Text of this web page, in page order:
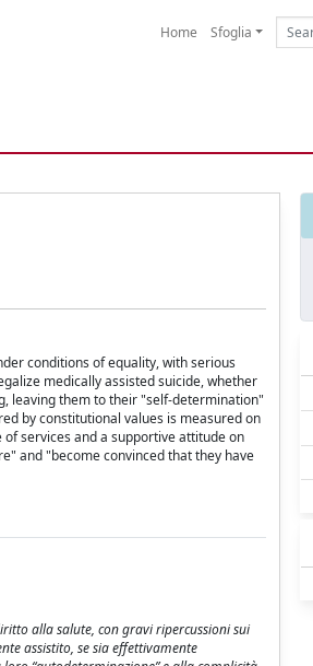
Home Sfoglia
conditions of equality, with serious
medically assisted suicide, whether
leaving them to their "self-determination"
by constitutional values is measured on
services and a supportive attitude on
and "become convinced that they have
alla salute, con gravi ripercussioni sui
assistito, se sia effettivamente